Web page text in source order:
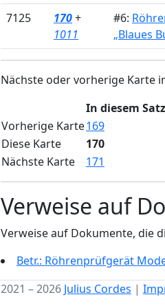
7125 170+
1011
#6:
„Blaues
Nächste oder vorherige Karte
In diesem Satz
Vorherige Karte169
Diese Karte
170
Nächste Karte
171
Verweise auf
Verweise auf Dokumente, die
Betr.: Röhrenprüfgerät
2021 – 2026 Julius Cordes |